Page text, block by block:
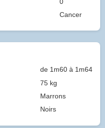
Cancer
de 1m60 à 1m64
75 kg
Marrons
Noirs